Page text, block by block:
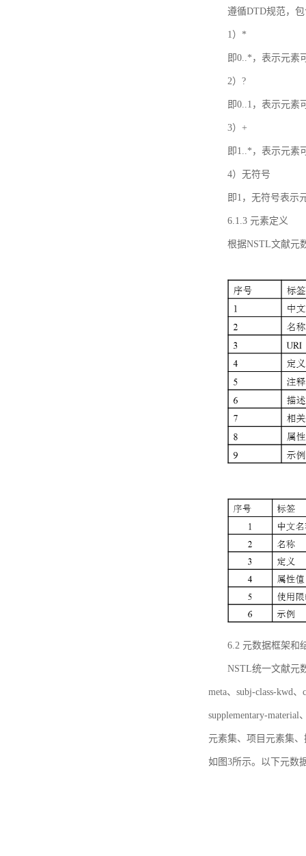
遵循DTD规范，
1）*
即0..*，表示元素
2）?
即0..1，表示元素
3）+
即1..*，表示元素
4）无符号
即1，无符号表示
6.1.3 元素定义
根据NSTL文献元
6.2 元数据框架和
NSTL统一文献元
meta、subj-class-kwd
supplementary-
元素集、项目元素集
如图3所示。以下元数